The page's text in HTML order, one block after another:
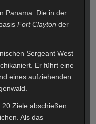
Panama: Die in der
Fort Clayton der
Sergeant West
Er führt eine
eines aufziehenden
Ziele abschießen
Als das